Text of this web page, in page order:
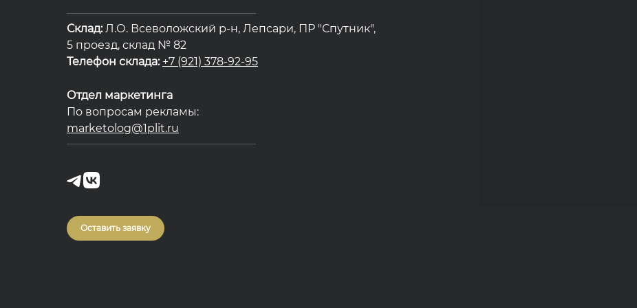
Склад:Л.О. Всеволожский р-н, Лепсари, ПР "Спутник",
5 проезд, склад № 82
Телефон склада: +7 (921) 378-92-95
Отдел маркетинга
По вопросам рекламы:
marketolog@1plit.ru
Оставить заявку